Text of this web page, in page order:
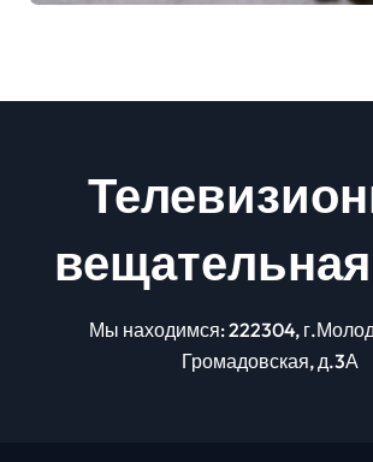
Мы находимся: 222304,
Громадовская, д.3А